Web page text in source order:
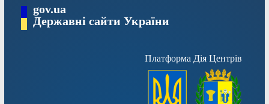
Перейтиgov.ua
Державні сайти України
Платформа Дія Центрів